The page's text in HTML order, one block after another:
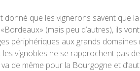
donné que les vignerons savent que
(mais peu d’autres), ils
périphériques aux grands
les vignobles ne se rapprochent pas
va de même pour la Bourgogne et